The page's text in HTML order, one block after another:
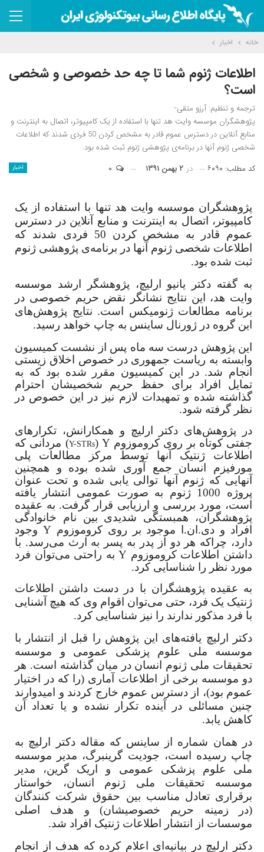
خانه اخبار
‌اطلاعات ژنوم شما تا چه حد خصوصی و شخصی
است؟
ترجمه و تنظیم: آرزو متقی-
پژوهشگران موسسه وایت هد تنها با استفاده از یک کامپیوتر، اتصال به اینترنت و
منابع آنلاین در دسترس عموم قادر به مشخص کردن 50 فردی شدند که اطلاعات
شخصی ژنوم آنها در برنامه‌ی پژوهشی ژنوم ثبت شده بود.
اخبار کد مطلب: ۶۰۹۰ در ۲ بهمن ۱۳۹۱
پژوهشگران موسسه وایت هد تنها با استفاده از یک
کامپیوتر، اتصال به اینترنت و منابع آنلاین در دسترس
عموم قادر به مشخص کردن 50 فردی شدند که
اطلاعات شخصی ژنوم آنها در برنامه‌ی پژوهشی ژنوم
ثبت شده بود.
به گفته دکتر یانیو ارلیچ، پژوهشگر ارشد موسسه
وایت هد، این نتایج نشانگر نقض حریم خصوصی در
برنامه مطالعات ژنومیکس است. نتایج پژوهش‌های
این گروه در ژورنال ساینس به چاپ خواهد رسید.
این پژوهش درست سه ماه پس از نشست کمیسیون
وابسته به ریاست جمهوری در خصوص اخلاق زیستی
انجام شد. در این کمیسیون مقرر شده بود که به
تمایل افراد برای حفظ حریم شخصیشان احترام
گذاشته شده و تمهیدات لازم نیز در این خصوص در
نظر گرفته شود.
در پژوهش‌های دکتر ارلیچ و همکارانش، تکرارهای
جفتی کوتاه بر روی کروموزومY
(
Y-STRs) مردانی که
اطلاعات ژنتیک آنها توسط مرکز مطالعات پلی
مورفیزم انسان جمع آوری شده بوده و همچنین
آنهایی که ژنوم آنها توالی یابی شده و تحت عنوان
پروژه 1000 ژنوم به صورت عمومی انتشار یافته
است، مورد بررسی و ارزیابی قرار گرفت. به عقیده
پژوهشگران، همبستگی شدیدی بین نام خانوادگی
افراد و دی.ان.ا موجود بر روی کروموزومY وجود
دارد، چراکه هر دو از پدر به پسر به ارث می‌رسد. با
داشتن اطلاعات کروموزوم Yبه راحتی می‌توان فرد
مورد نظر را شناسایی کرد.
به عقیده پژوهشگران با در دست داشتن اطلاعات
ژنتیک یک فرد، حتی می‌توان اقوام وی که هیچ آشنایی
با فرد مذکور ندارند را نیز شناسایی کرد.
دکتر ارلیچ یافته‌های این پژوهش را قبل از انتشار با
موسسه ملی علوم پزشکی عمومی و موسسه
تحقیقات ملی ژنوم انسان در میان گذاشته است. هر
دو موسسه برخی از اطلاعات آماری (را که در اختیار
عموم بود)، از دسترس عموم خارج کردند و امیدوارند
چنین مسائلی در آینده تکرار نشده و یا تعداد آن
کاهش یابد.
در همان شماره از ساینس که مقاله دکتر ارلیچ به
چاپ رسیده است، جودیت گرینبرگ، مدیر موسسه
ملی علوم پزشکی عمومی و اریک گرین، مدیر
موسسه تحقیقات ملی ژنوم انسان، خواستار
برقراری تعادل مناسب بین حقوق شرکت کنندگان
(در زمینه حریم خصوصیشان) و هدف اصلی
موسسات از انتشار اطلاعات ژنتیک افراد شد.
دکتر ارلیچ در بیانیه‌ای اعلام کرده که هدف از انجام